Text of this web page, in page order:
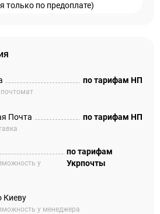
только по предоплате)
почтомат
по тарифам НП
Почта по тарифам НП
у
по тарифам
Укрпочты
Киеву
у менеджера